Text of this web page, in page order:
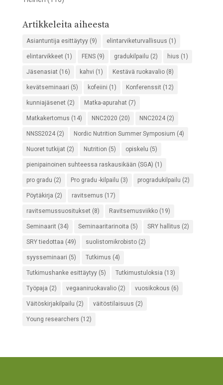
Artikkeleita aiheesta
Asiantuntija esittäytyy(9) elintarviketurvallisuus (1)
elintarvikkeet (1) FENS(9) gradukilpailu (2) hius (1)
Jäsenasiat (16) kahvi (1) Kestävä ruokavalio(8)
kevätseminaari (5) kofeiini (1) Konferenssit (12)
kunniajäsenet (2) Matka-apurahat (7)
Matkakertomus (14) NNC2020 (20) NNC2024(2)
NNSS2024(2) Nordic Nutrition Summer Symposium (4)
Nuoret tutkijat (2) Nutrition (5) opiskelu (5)
pienipainoinen suhteessa raskausikään (SGA) (1)
pro gradu (2) Pro gradu -kilpailu (3) progradukilpailu (2)
Pöytäkirja (2) ravitsemus (17)
ravitsemussuositukset (8) Ravitsemusviikko(19)
Seminaarit (34) Seminaaritarinoita (5) SRY hallitus (2)
SRY tiedottaa (49) suolistomikrobisto(2)
syysseminaari (5) Tutkimus (4)
Tutkimushanke esittäytyy(5) Tutkimustuloksia (13)
Työpaja (2) vegaaniruokavalio(2) vuosikokous (6)
Väitöskirjakilpailu (2) väitöstilaisuus (2)
Young researchers (12)